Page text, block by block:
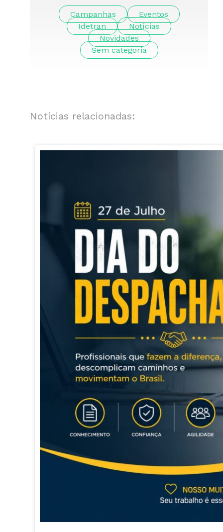
Campanhas
Eventos
Idetran
Notícias
Novidades
Sem categoria
Notícias relacionadas: